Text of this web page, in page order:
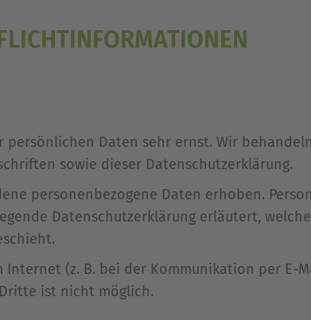
Daten sehr ernst. Wir
sowie dieser Datenschutzerklärung.
personenbezogene Daten erhoben.
Datenschutzerklärung erläutert,
(z. B. bei der Kommunikation per E-
ist nicht möglich.